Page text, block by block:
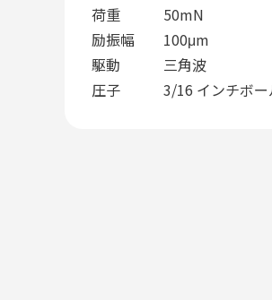
荷重 50mN
励振幅 100μm
駆動 三角波
圧子 3/16 インチボー